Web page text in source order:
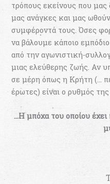
τρόπους εκείνους που μας
μας ανάγκες και μας
συμφέροντά τους. Όσες
να βάλουμε κάποιο
από την αγωνιστική-
μιας ελεύθερης ζωής. Αν
σε μέρη όπως η Κρήτη (…
έρωτες) είναι ο ρυθμός
…Η μπόχα του οποίου έχει